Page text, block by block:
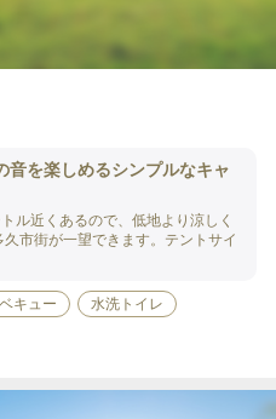
音を楽しめるシンプルなキャ
ル近くあるので、低地より涼しく
市街が一望できます。テントサイ
キュー 水洗トイレ